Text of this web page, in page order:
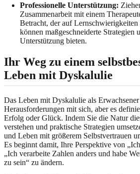
Professionelle Unterstützung:
Zusammenarbeit mit einem
Betracht, der auf Lernschwierigkeiten
können maßgeschneiderte Strategien
Unterstützung bieten.
Ihr Weg zu einem
Leben mit Dyskalulie
Das Leben mit Dyskalulie als
Herausforderungen mit sich, aber es
Erfolg oder Glück. Indem Sie die Natur
verstehen und praktische Strategien
und Leben mit größerem Selbstvertrauen
Es beginnt damit, Ihre Perspektive von
„Ich verarbeite Zahlen anders und habe
zu sein“ zu ändern.